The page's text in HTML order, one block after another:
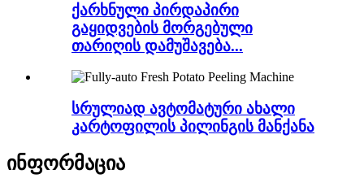
ქარხნული პირდაპირი
გაყიდვების მორგებული
თარიღის დამუშავება...
სრულიად ავტომატური ახალი
კარტოფილის პილინგის მანქანა
ინფორმაცია